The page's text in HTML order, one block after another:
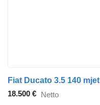
Fiat Ducato 3.5 140 mjet
18.500 € Netto